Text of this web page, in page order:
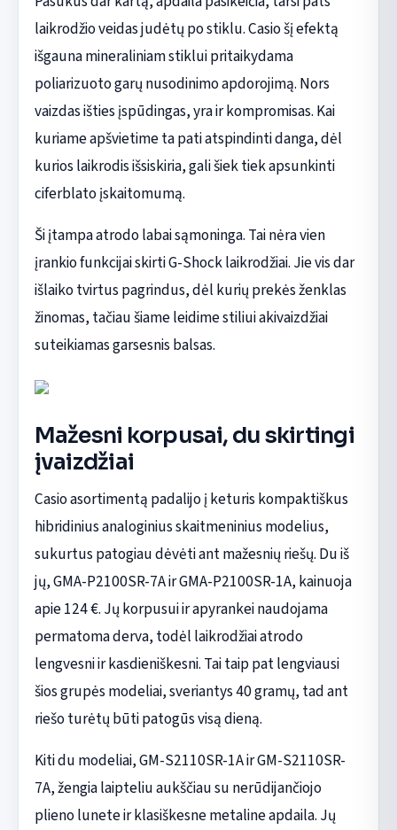
laikrodžio veidas judėtų po stiklu. Casio šį efektą
išgauna mineraliniam stiklui pritaikydama
poliarizuoto garų nusodinimo apdorojimą. Nors
vaizdas išties įspūdingas, yra ir kompromisas. Kai
kuriame apšvietime ta pati atspindinti danga, dėl
kurios laikrodis išsiskiria, gali šiek tiek apsunkinti
ciferblato įskaitomumą.
Ši įtampa atrodo labai sąmoninga. Tai nėra vien
įrankio funkcijai skirti G-Shock laikrodžiai. Jie vis dar
išlaiko tvirtus pagrindus, dėl kurių prekės ženklas
žinomas, tačiau šiame leidime stiliui akivaizdžiai
suteikiamas garsesnis balsas.
Mažesni korpusai, du skirtingi
įvaizdžiai
Casio asortimentą padalijo į keturis kompaktiškus
hibridinius analoginius skaitmeninius modelius,
sukurtus patogiau dėvėti ant mažesnių riešų. Du iš
jų, GMA-P2100SR-7A ir GMA-P2100SR-1A, kainuoja
apie 124 €. Jų korpusui ir apyrankei naudojama
permatoma derva, todėl laikrodžiai atrodo
lengvesni ir kasdieniškesni. Tai taip pat lengviausi
šios grupės modeliai, sveriantys 40 gramų, tad ant
riešo turėtų būti patogūs visą dieną.
Kiti du modeliai, GM-S2110SR-1A ir GM-S2110SR-
7A, žengia laipteliu aukščiau su nerūdijančiojo
plieno lunete ir klasiškesne metaline apdaila. Jų